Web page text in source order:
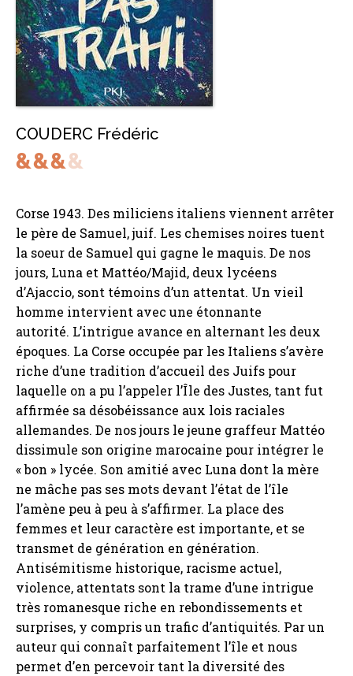
COUDERC Frédéric
Corse 1943. Des miliciens italiens viennent arrêter
le père de Samuel, juif. Les chemises noires tuent
la soeur de Samuel qui gagne le maquis. De nos
jours, Luna et Mattéo/Majid, deux lycéens
d’Ajaccio, sont témoins d’un attentat. Un vieil
homme intervient avec une étonnante
autorité. L’intrigue avance en alternant les deux
époques. La Corse occupée par les Italiens s’avère
riche d’une tradition d’accueil des Juifs pour
laquelle on a pu l’appeler l’Île des Justes, tant fut
affirmée sa désobéissance aux lois raciales
allemandes. De nos jours le jeune graffeur Mattéo
dissimule son origine marocaine pour intégrer le
« bon » lycée. Son amitié avec Luna dont la mère
ne mâche pas ses mots devant l’état de l’île
l’amène peu à peu à s’affirmer. La place des
femmes et leur caractère est importante, et se
transmet de génération en génération.
Antisémitisme historique, racisme actuel,
violence, attentats sont la trame d’une intrigue
très romanesque riche en rebondissements et
surprises, y compris un trafic d’antiquités. Par un
auteur qui connaît parfaitement l’île et nous
permet d’en percevoir tant la diversité des